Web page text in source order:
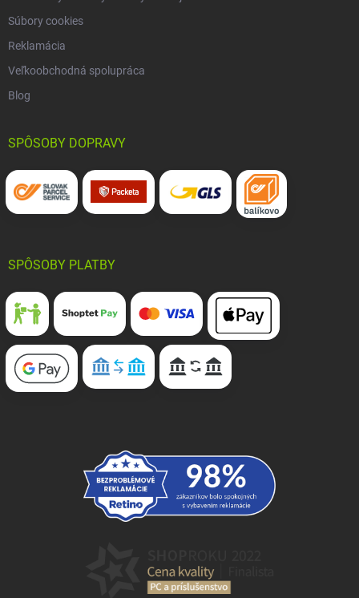
Súbory cookies
Reklamácia
Veľkoobchodná spolupráca
Blog
SPÔSOBY DOPRAVY
SPÔSOBY PLATBY